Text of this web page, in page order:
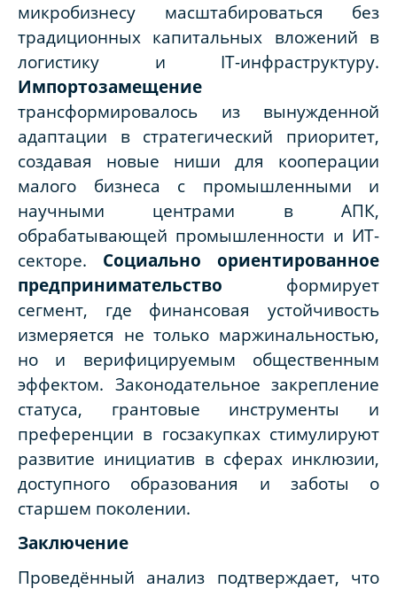
микробизнесу масштабироваться без
традиционных капитальных вложений в
логистику и IT-инфраструктуру.
Импортозамещение
трансформировалось из вынужденной
адаптации в стратегический приоритет,
создавая новые ниши для кооперации
малого бизнеса с промышленными и
научными центрами в АПК,
обрабатывающей промышленности и ИТ-
секторе. Социально ориентированное
предпринимательство формирует
сегмент, где финансовая устойчивость
измеряется не только маржинальностью,
но и верифицируемым общественным
эффектом. Законодательное закрепление
статуса, грантовые инструменты и
преференции в госзакупках стимулируют
развитие инициатив в сферах инклюзии,
доступного образования и заботы о
старшем поколении.
Заключение
Проведённый анализ подтверждает, что